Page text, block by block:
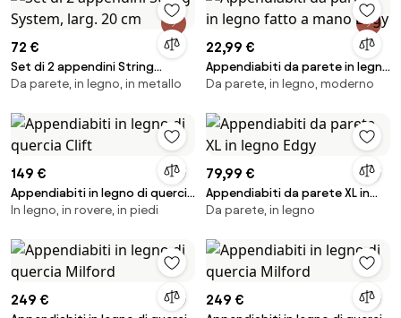
72 €
Set di 2 appendini String
System, larg. 20 cm
Da parete, in legno, in metallo
22,99 €
Appendiabiti da parete in legno
fatto a mano Edgy
Da parete, in legno, moderno
149 €
Appendiabiti in legno di quercia
Clift
In legno, in rovere, in piedi
79,99 €
Appendiabiti da parete XL in
legno Edgy
Da parete, in legno
249 € 249 €